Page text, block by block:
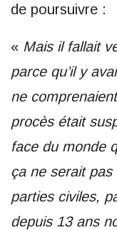
de poursuivre :
« Mais il fallait
parce qu’il y
ne
procès était
face du monde
ça ne serait
parties civiles,
depuis 13 ans